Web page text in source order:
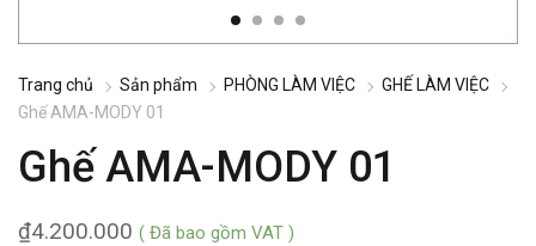
Trang chủ Sản phẩm PHÒNG LÀM VIỆC
GHẾ LÀM VIỆC
Ghế AMA-MODY 01
Ghế AMA-MODY 01
4.200.000
₫ ( Đã bao gồm VAT )